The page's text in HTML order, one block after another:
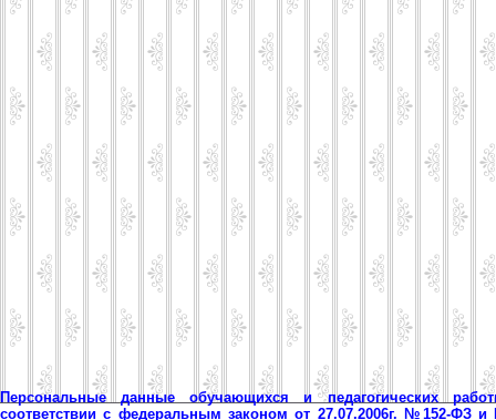
Персональные данные обучающихся и педагогических
соответствии с федеральным законом от 27.07.2006г. №152-ФЗ